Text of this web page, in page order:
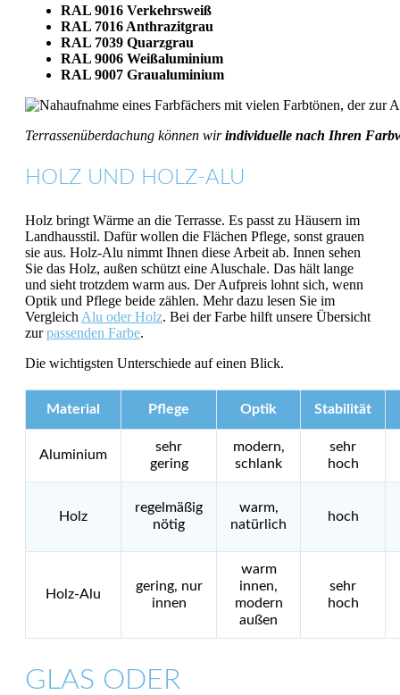
RAL 9016 Verkehrsweiß
RAL 7016 Anthrazitgrau
RAL 7039 Quarzgrau
RAL 9006 Weißaluminium
RAL 9007 Graualuminium
Terrassenüberdachung können wirindividuelle nach Ihren
HOLZ UND HOLZ-ALU
Holz bringt Wärme an die Terrasse. Es passt zu Häusern im
Landhausstil. Dafür wollen die Flächen Pflege, sonst grauen
sie aus. Holz-Alu nimmt Ihnen diese Arbeit ab. Innen sehen
Sie das Holz, außen schützt eine Aluschale. Das hält lange
und sieht trotzdem warm aus. Der Aufpreis lohnt sich, wenn
Optik und Pflege beide zählen. Mehr dazu lesen Sie im
Vergleich Alu oder Holz. Bei der Farbe hilft unsere Übersicht
zurpassenden Farbe.
Die wichtigsten Unterschiede auf einen Blick.
Material Pflege Optik Stabilität
Aluminium
sehr
gering
modern,
schlank
sehr
hoch
Holz
regelmäßig
nötig
warm,
natürlich
hoch
Holz-Alu
gering, nur
innen
warm
innen,
modern
außen
sehr
hoch
GLAS ODER